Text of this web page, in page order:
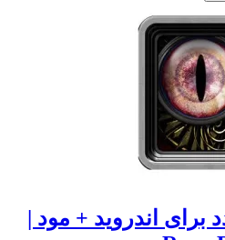
برای اندروید + مود |